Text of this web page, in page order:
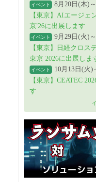
イベント
8月20日(木)
【東京】AIエージェ
京'26に出展します
イベント
9月29日(火)
【東京】日経クロス
東京 2026に出展しま
イベント
10月13日(火)
【東京】CEATEC
す